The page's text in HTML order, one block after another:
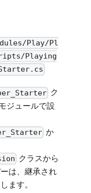
Play/Pl
Playing
ク
ジュールで設
か
クラスから
は、継承され
ます。